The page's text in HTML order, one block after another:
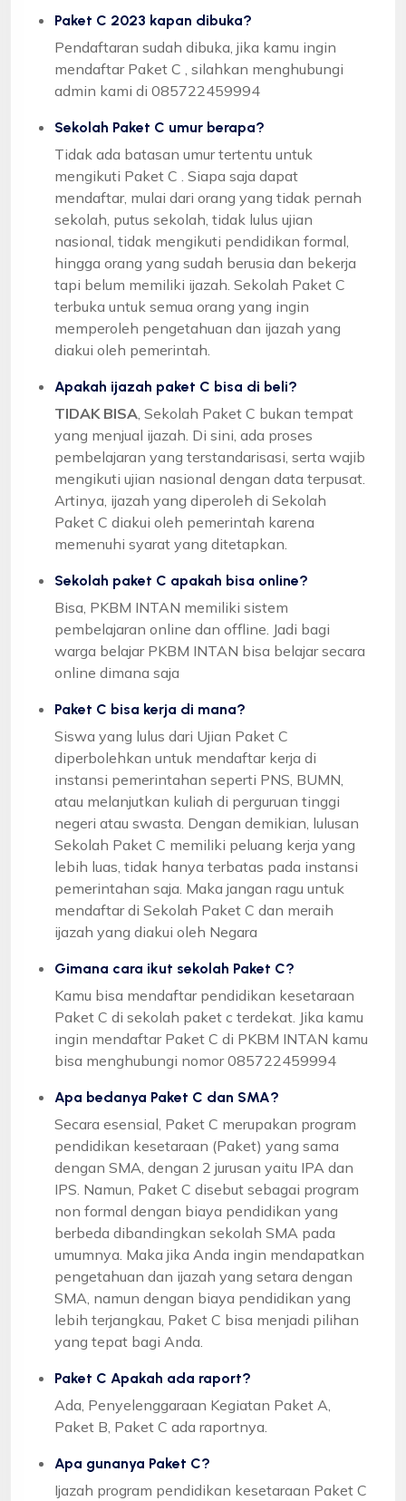
Paket C 2023 kapan dibuka?
Pendaftaran sudah dibuka, jika kamu ingin
mendaftar Paket C , silahkan menghubungi
admin kami di 085722459994
Sekolah Paket C umur berapa?
Tidak ada batasan umur tertentu untuk
mengikuti Paket C . Siapa saja dapat
mendaftar, mulai dari orang yang tidak pernah
sekolah, putus sekolah, tidak lulus ujian
nasional, tidak mengikuti pendidikan formal,
hingga orang yang sudah berusia dan bekerja
tapi belum memiliki ijazah. Sekolah Paket C
terbuka untuk semua orang yang ingin
memperoleh pengetahuan dan ijazah yang
diakui oleh pemerintah.
Apakah ijazah paket C bisa di beli?
TIDAK BISA , Sekolah Paket C bukan tempat
yang menjual ijazah. Di sini, ada proses
pembelajaran yang terstandarisasi, serta wajib
mengikuti ujian nasional dengan data terpusat.
Artinya, ijazah yang diperoleh di Sekolah
Paket C diakui oleh pemerintah karena
memenuhi syarat yang ditetapkan.
Sekolah paket C apakah bisa online?
Bisa, PKBM INTAN memiliki sistem
pembelajaran online dan offline. Jadi bagi
warga belajar PKBM INTAN bisa belajar secara
online dimana saja
Paket C bisa kerja di mana?
Siswa yang lulus dari Ujian Paket C
diperbolehkan untuk mendaftar kerja di
instansi pemerintahan seperti PNS, BUMN,
atau melanjutkan kuliah di perguruan tinggi
negeri atau swasta. Dengan demikian, lulusan
Sekolah Paket C memiliki peluang kerja yang
lebih luas, tidak hanya terbatas pada instansi
pemerintahan saja. Maka jangan ragu untuk
mendaftar di Sekolah Paket C dan meraih
ijazah yang diakui oleh Negara
Gimana cara ikut sekolah Paket C?
Kamu bisa mendaftar pendidikan kesetaraan
Paket C di sekolah paket c terdekat. Jika kamu
ingin mendaftar Paket C di PKBM INTAN kamu
bisa menghubungi nomor 085722459994
Apa bedanya Paket C dan SMA?
Secara esensial, Paket C merupakan program
pendidikan kesetaraan (Paket) yang sama
dengan SMA, dengan 2 jurusan yaitu IPA dan
IPS. Namun, Paket C disebut sebagai program
non formal dengan biaya pendidikan yang
berbeda dibandingkan sekolah SMA pada
umumnya. Maka jika Anda ingin mendapatkan
pengetahuan dan ijazah yang setara dengan
SMA, namun dengan biaya pendidikan yang
lebih terjangkau, Paket C bisa menjadi pilihan
yang tepat bagi Anda.
Paket C Apakah ada raport?
Ada, Penyelenggaraan Kegiatan Paket A,
Paket B, Paket C ada raportnya.
Apa gunanya Paket C?
Ijazah program pendidikan kesetaraan Paket C